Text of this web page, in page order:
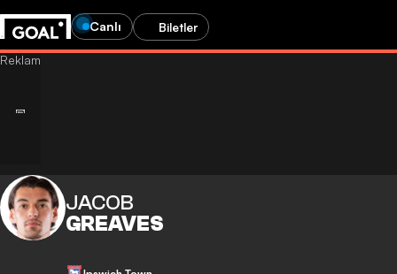
Canlı Biletler
JACOB
GREAVES